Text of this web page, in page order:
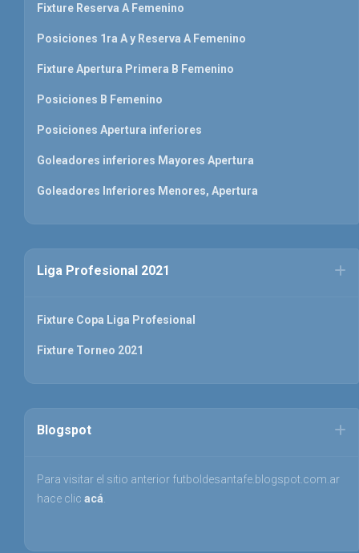
Fixture Reserva A Femenino
Posiciones 1ra A y Reserva A Femenino
Fixture Apertura Primera B Femenino
Posiciones B Femenino
Posiciones Apertura inferiores
Goleadores inferiores Mayores Apertura
Goleadores Inferiores Menores, Apertura
Liga Profesional 2021
Fixture Copa Liga Profesional
Fixture Torneo 2021
Blogspot
Para visitar el sitio anterior futboldesantafe.blogspot.com.ar
hace clic acá